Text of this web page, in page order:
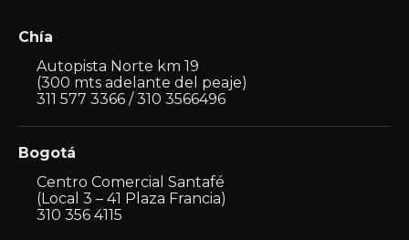
Chía
Autopista Norte km 19
(300 mts adelante del peaje)
311 577 3366 / 310 3566496
Bogotá
Centro Comercial Santafé
(Local 3 – 41 Plaza Francia)
310 356 4115